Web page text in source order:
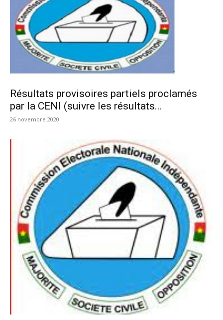
Résultats provisoires partiels proclamés
par la CENI (suivre les résultats...
26 novembre 2020